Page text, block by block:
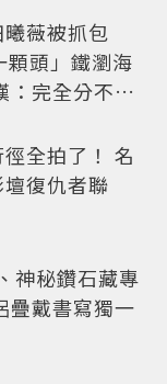
薇被抓包
顆頭」鐵瀏海
：完全分不出
全拍了！ 名
復仇者聯
神秘鑽石藏專
疊戴書寫獨一